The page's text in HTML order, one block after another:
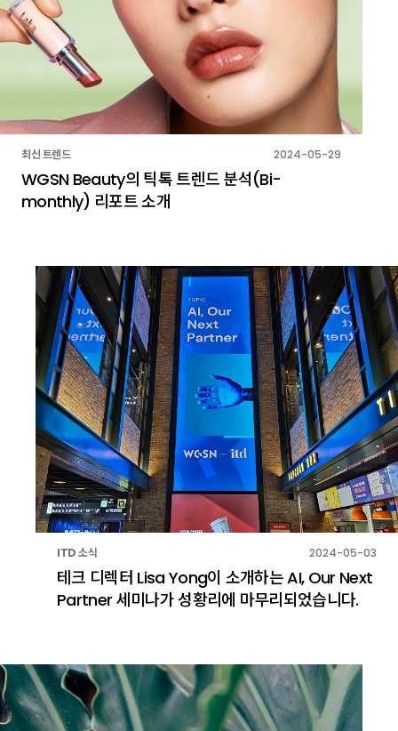
최신 트렌드 2024-05-29
WGSN Beauty의 틱톡 트렌드 분석(Bi-
monthly) 리포트 소개
ITD 소식 2024-05-03
테크 디렉터 Lisa Yong이 소개하는 AI, Our Next
Partner 세미나가 성황리에 마무리되었습니다.